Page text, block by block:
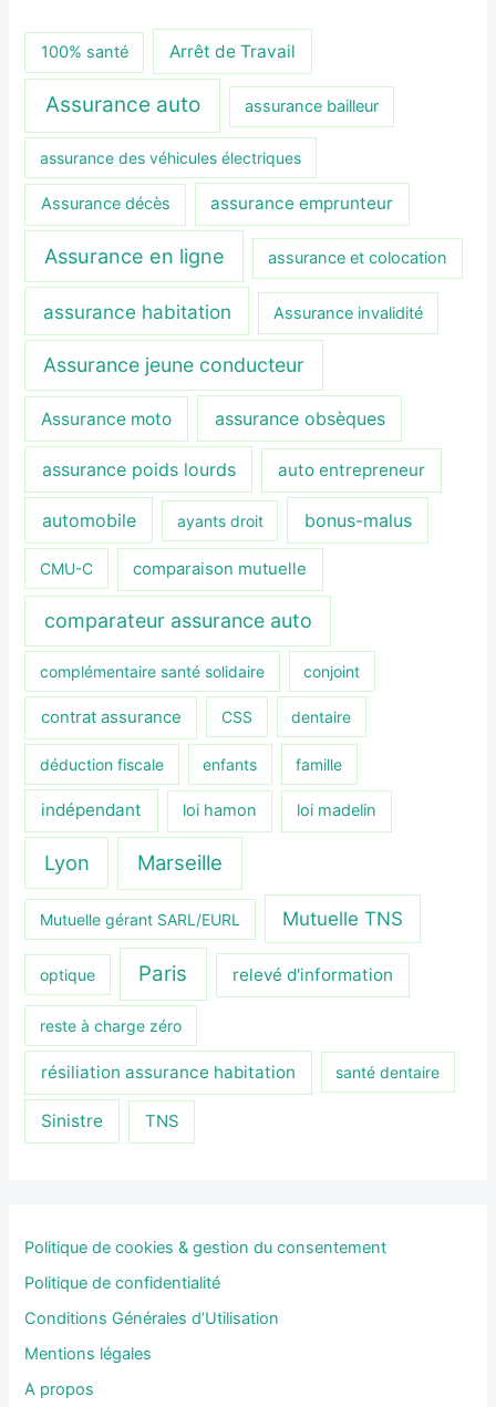
100% santé Arrêt de Travail
Assurance auto assurance bailleur
assurance des véhicules électriques
Assurance décès assurance emprunteur
Assurance en ligne assurance et colocation
assurance habitation Assurance invalidité
Assurance jeune conducteur
Assurance moto assurance obsèques
assurance poids lourds auto entrepreneur
automobile ayants droit bonus-malus
CMU-C comparaison mutuelle
comparateur assurance auto
complémentaire santé solidaire conjoint
contrat assurance CSS dentaire
déduction fiscale enfants famille
indépendant loi hamon loi madelin
Lyon Marseille
Mutuelle gérant SARL/EURL Mutuelle TNS
optique Paris relevé d'information
reste à charge zéro
résiliation assurance habitation santé dentaire
Sinistre TNS
Politique de cookies & gestion du consentement
Politique de confidentialité
Conditions Générales d’Utilisation
Mentions légales
A propos